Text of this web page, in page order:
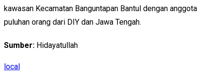
kawasan Kecamatan Banguntapan Bantul dengan anggota
puluhan orang dari DIY dan Jawa Tengah.
Sumber: Hidayatullah
local